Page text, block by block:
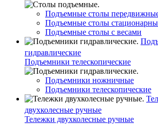
Подъемные столы
Подъемные столы
Подъемные столы с весами
гидравлические
Подъемники телескопические
Подъемники ножничные
Подъемники телескопические
двухколесные ручные
Тележки двухколесные ручные